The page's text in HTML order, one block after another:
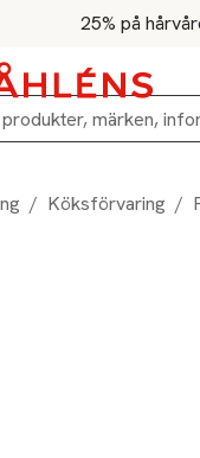
25% på
/ Köksförvaring /